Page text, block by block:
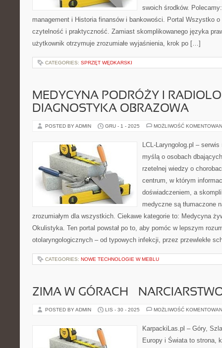
swoich środków.
management i Historia finansów i bankowości. Portal Wszystko
czytelność i praktyczność. Zamiast skomplikowanego języka
użytkownik otrzymuje zrozumiałe wyjaśnienia, krok po […]
CATEGORIES: SPRZĘT WĘDKARSKI
MEDYCYNA PODRÓŻY I
DIAGNOSTYKA OBRAZOWA
POSTED BY ADMIN GRU - 1 - 2025 MOŻLIWOŚĆ
LCL-Laryngolog.pl –
myślą o osobach
rzetelnej wiedzy o
centrum, w którym
doświadczeniem, a
medyczne są tłumaczone
zrozumiałym dla wszystkich. Ciekawe kategorie to: Medycyna
Okulistyka. Ten portal powstał po to, aby pomóc w lepszym
otolaryngologicznych – od typowych infekcji, przez przewlekłe
CATEGORIES: NOWE TECHNOLOGIE W MEBLU
ZIMA W GÓRACH –
POSTED BY ADMIN LIS - 30 - 2025 MOŻLIWOŚĆ
KarpackiLas.pl – Góry,
Europy i Świata to strona,